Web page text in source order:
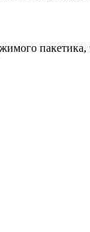
пакетика,